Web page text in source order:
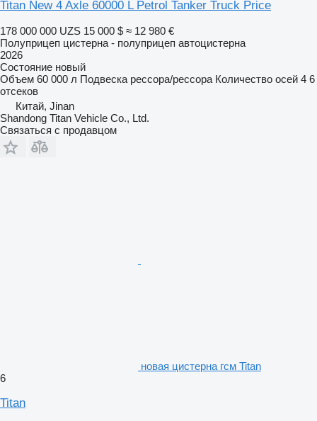
Titan New 4 Axle 60000 L Petrol Tanker Truck Price
178 000 000 UZS 15 000 $ ≈ 12 980 €
Полуприцеп цистерна - полуприцеп автоцистерна
2026
Состояние новый
Объем 60 000 л Подвеска рессора/рессора Количество осей 4 6
отсеков
Китай, Jinan
Shandong Titan Vehicle Co., Ltd.
Связаться с продавцом
новая цистерна гсм Titan
6
Titan